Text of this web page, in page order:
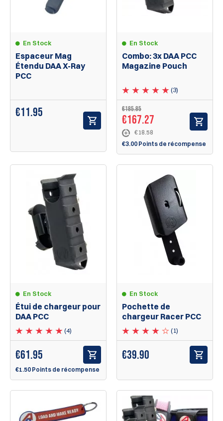
En Stock
Espaceur Mag
Étendu DAA X-Ray
PCC
€11.95
En Stock
Combo: 3x DAA PCC
Magazine Pouch
(3)
€185.85
€167.27
€18.58
€3.00 Points de récompense
En Stock
Étui de chargeur pour
DAA PCC
(4)
€61.95
€1.50 Points de récompense
En Stock
Pochette de
chargeur Racer PCC
(1)
€39.90